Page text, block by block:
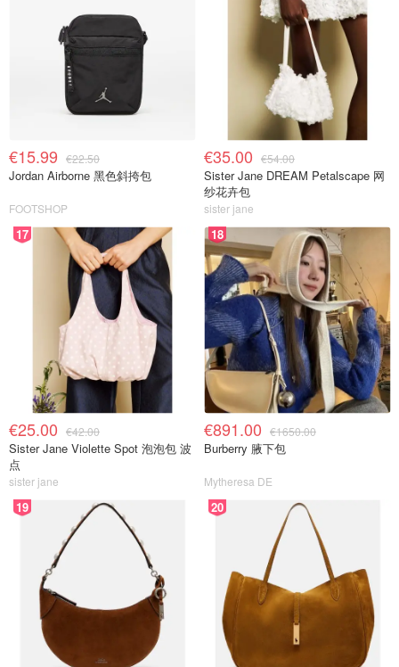
€15.99 €22.50
Jordan Airborne 黑色斜挎包
FOOTSHOP
€35.00 €54.00
Sister Jane DREAM Petalscape 网
纱花卉包
sister jane
17
€25.00 €42.00
Sister Jane Violette Spot 泡泡包 波
点
sister jane
18
€891.00 €1650.00
Burberry 腋下包
Mytheresa DE
19 20